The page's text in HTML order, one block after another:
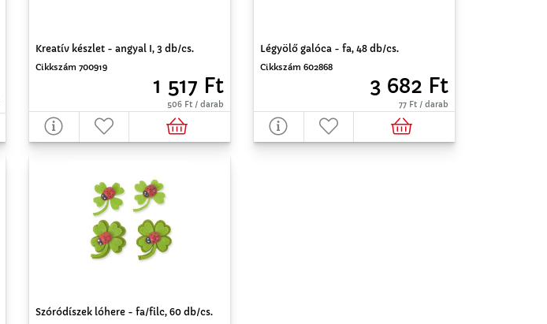
Kreatív készlet - angyal I, 3 db/cs.
Cikkszám 700919
1 517 Ft
506 Ft / darab
Légyölő galóca - fa, 48 db/cs.
Cikkszám 602868
3 682 Ft
77 Ft / darab
Szóródíszek lóhere - fa/filc, 60 db/cs.